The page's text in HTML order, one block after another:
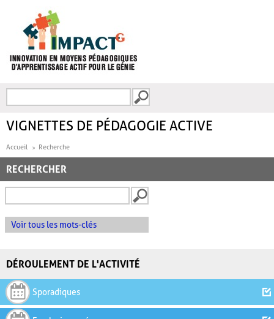
FORMULAIRE DE
VIGNETTES DE PÉDAGOGIE ACTIVE
Accueil Recherche
RECHERCHER
Voir tous les mots-clés
DÉROULEMENT DE L'ACTIVITÉ
Sporadiques